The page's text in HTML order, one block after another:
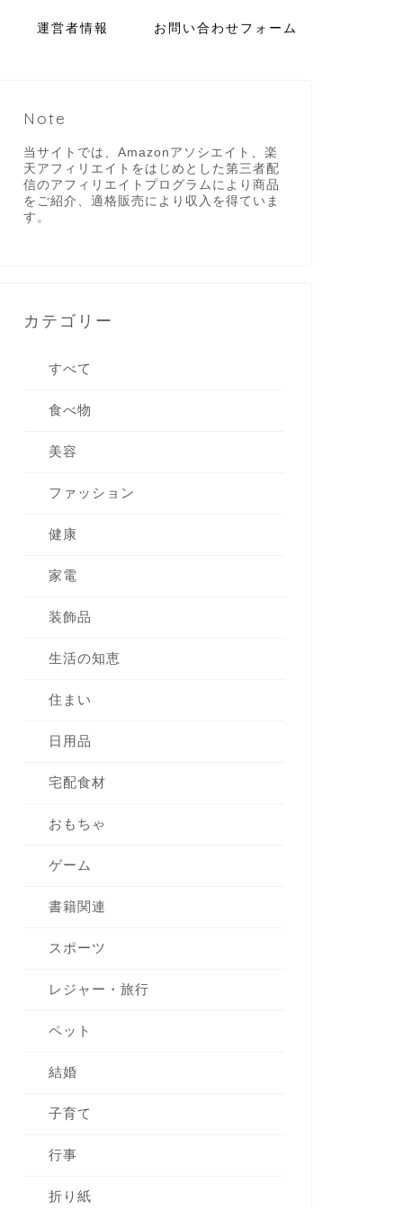
運営者情報 お問い合わせフォーム
Note
当サイトでは、Amazonアソシエイト、楽
天アフィリエイトをはじめとした第三者配
信のアフィリエイトプログラムにより商品
をご紹介、適格販売により収入を得ていま
す。
カテゴリー
すべて
食べ物
美容
ファッション
健康
家電
装飾品
生活の知恵
住まい
日用品
宅配食材
おもちゃ
ゲーム
書籍関連
スポーツ
レジャー・旅行
ペット
結婚
子育て
行事
折り紙